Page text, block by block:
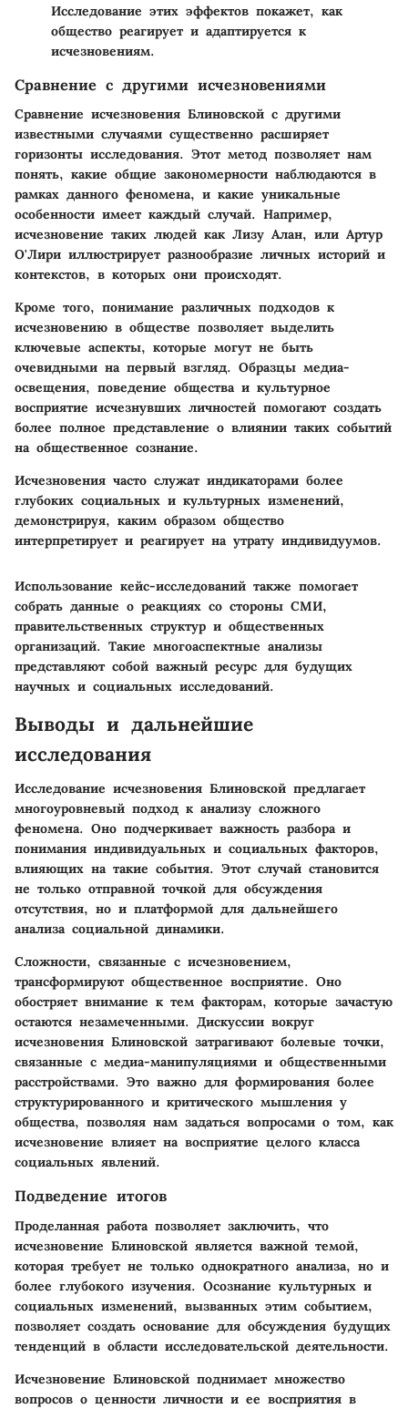
Исследование этих эффектов покажет, как
общество реагирует и адаптируется к
исчезновениям.
Сравнение с другими исчезновениями
Сравнение исчезновения Блиновской с другими
известными случаями существенно расширяет
горизонты исследования. Этот метод позволяет нам
понять, какие общие закономерности наблюдаются в
рамках данного феномена, и какие уникальные
особенности имеет каждый случай. Например,
исчезновение таких людей как Лизу Алан, или Артур
О'Лири иллюстрирует разнообразие личных историй и
контекстов, в которых они происходят.
Кроме того, понимание различных подходов к
исчезновению в обществе позволяет выделить
ключевые аспекты, которые могут не быть
очевидными на первый взгляд. Образцы медиа-
освещения, поведение общества и культурное
восприятие исчезнувших личностей помогают создать
более полное представление о влиянии таких событий
на общественное сознание.
Исчезновения часто служат индикаторами более
глубоких социальных и культурных изменений,
демонстрируя, каким образом общество
интерпретирует и реагирует на утрату индивидуумов.
Использование кейс-исследований также помогает
собрать данные о реакциях со стороны СМИ,
правительственных структур и общественных
организаций. Такие многоаспектные анализы
представляют собой важный ресурс для будущих
научных и социальных исследований.
Выводы и дальнейшие
исследования
Исследование исчезновения Блиновской предлагает
многоуровневый подход к анализу сложного
феномена. Оно подчеркивает важность разбора и
понимания индивидуальных и социальных факторов,
влияющих на такие события. Этот случай становится
не только отправной точкой для обсуждения
отсутствия, но и платформой для дальнейшего
анализа социальной динамики.
Сложности, связанные с исчезновением,
трансформируют общественное восприятие. Оно
обостряет внимание к тем факторам, которые зачастую
остаются незамеченными. Дискуссии вокруг
исчезновения Блиновской затрагивают болевые точки,
связанные с медиа-манипуляциями и общественными
расстройствами. Это важно для формирования более
структурированного и критического мышления у
общества, позволяя нам задаться вопросами о том, как
исчезновение влияет на восприятие целого класса
социальных явлений.
Подведение итогов
Проделанная работа позволяет заключить, что
исчезновение Блиновской является важной темой,
которая требует не только однократного анализа, но и
более глубокого изучения. Осознание культурных и
социальных изменений, вызванных этим событием,
позволяет создать основание для обсуждения будущих
тенденций в области исследовательской деятельности.
Исчезновение Блиновской поднимает множество
вопросов о ценности личности и ее восприятия в